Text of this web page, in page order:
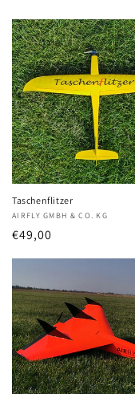
Taschenflitzer
Anbieter:
AIRFLY GMBH & CO. KG
Normaler
€49,00